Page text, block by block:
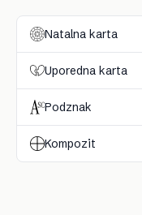
Natalna karta
Uporedna karta
Podznak
Kompozit